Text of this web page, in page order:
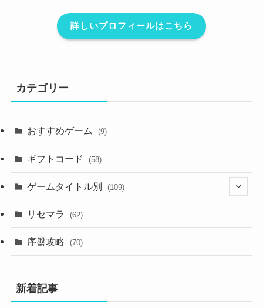
詳しいプロフィールはこちら
カテゴリー
おすすめゲーム (9)
ギフトコード (58)
ゲームタイトル別 (109)
(2)
リセマラ (62)
序盤攻略 (70)
新着記事